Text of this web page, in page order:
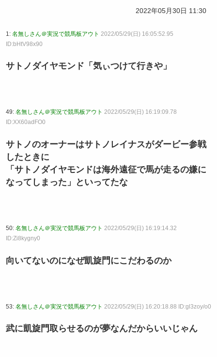
2022年05月30日 11:30
1: 名無しさん＠実況で競馬板アウト 2022/05/29(日) 16:05:52.95
ID:bHtV98x90
サトノダイヤモンド「気ぃつけて行きや」
49: 名無しさん＠実況で競馬板アウト 2022/05/29(日) 16:19:09.78
ID:XX60adFO0
サトノのオーナーはサトノレイナスがダービー参戦
したときに
「サトノダイヤモンドは海外遠征で馬が走るの嫌に
なってしまった」といってたな
50: 名無しさん＠実況で競馬板アウト 2022/05/29(日) 16:19:14.32
ID:Zi8kygny0
向いてないのになぜ凱旋門にこだわるのか
53: 名無しさん＠実況で競馬板アウト 2022/05/29(日) 16:20:18.88 ID:gl3zoy/o0
武に凱旋門取らせるのが夢なんだからいいじゃん